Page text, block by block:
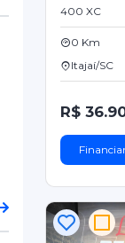
400 XC
0 Km
Itajaí/SC
R$